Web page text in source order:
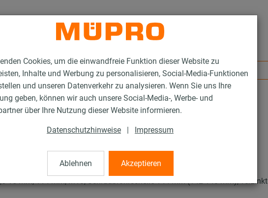
Cookies, um die einwandfreie Funktion dieser Website zu
Inhalte und Werbung zu personalisieren, Social-Media-Funktionen
und unseren Datenverkehr zu analysieren. Wenn Sie uns Ihre
geben, können wir auch unsere Social-Media-, Werbe- und
über Ihre Nutzung dieser Website informieren.
Datenschutzhinweise | Impressum
Ablehnen Akzeptieren
mit Schalldämmung ISO-Schellen RTN+ Typ 2 und 4
Typ 2 und 4
15 mm, 114 mm, M10, Schraubrohrschelle 144 mm (142-148 mm), verzinkt